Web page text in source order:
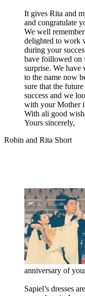
It gives Rita and
and congratulate
We well
delighted to work
during your
bave foillowed on
surprise. We have
to the name now
sure that the
success and we
with your Mother
With ali good
Yours sincerely,
Robin and Rita Short
anniversary of
Sapiel’s dresses